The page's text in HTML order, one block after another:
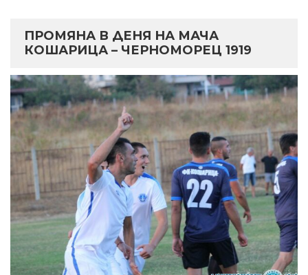
ПРОМЯНА В ДЕНЯ НА МАЧА
КОШАРИЦА – ЧЕРНОМОРЕЦ 1919